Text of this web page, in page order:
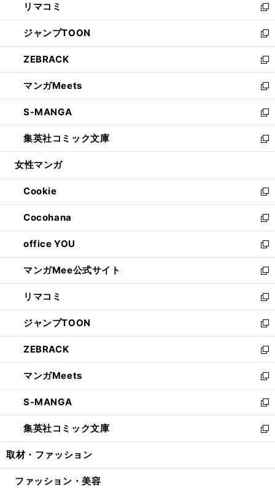
で
開
く
ド
ウ
で
開
く
ィ
ン
ド
ウ
で
開
く
い
ウ
ィ
ン
ド
ウ
で
開
く
リマコミ
新
し
い
ウ
ィ
ン
ド
ウ
で
開
く
ジャンプTOON
新
し
い
ウ
ィ
ン
ド
ウ
で
開
ZEBRACK
新
し
い
ウ
ィ
ン
ド
ウ
開
く
マンガMeets
新
し
い
ウ
ィ
ン
ウ
で
開
く
S-MANGA
新
し
い
ウ
ン
ド
ウ
で
開
く
集英社コミック文庫
新
し
ウ
ィ
ン
ド
ウ
で
開
く
女性マンガ
Cookie
新
し
い
ウ
ィ
ン
ド
ウ
で
開
く
Cocohana
新
し
い
ウ
ィ
ン
ド
ウ
で
開
く
office YOU
新
し
い
ウ
ィ
ン
ド
ウ
で
開
く
マンガMee公式サイト
新
し
い
ウ
ィ
ン
ド
ウ
で
開
く
リマコミ
新
し
い
ウ
ィ
ン
ド
ウ
で
開
く
ジャンプTOON
新
し
い
ウ
ィ
ン
ド
ウ
で
開
ZEBRACK
新
し
い
ウ
ィ
ン
ド
ウ
開
マンガMeets
新
し
い
ウ
ィ
ン
ウ
S-MANGA
新
し
い
ウ
ン
集英社コミック文庫
新
し
ウ
取材・ファッション
ファッション・美容